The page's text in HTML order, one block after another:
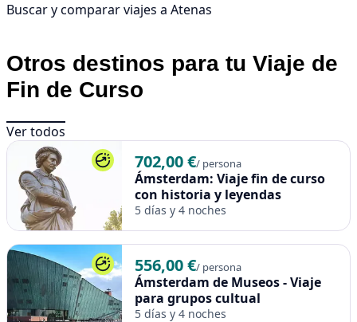
Buscar y comparar viajes a Atenas
Otros destinos para tu Viaje de
Fin de Curso
Ver todos
702,00 €/ persona
Ámsterdam: Viaje fin de curso
con historia y leyendas
5 días y 4 noches
556,00 €/ persona
Ámsterdam de Museos - Viaje
para grupos cultual
5 días y 4 noches